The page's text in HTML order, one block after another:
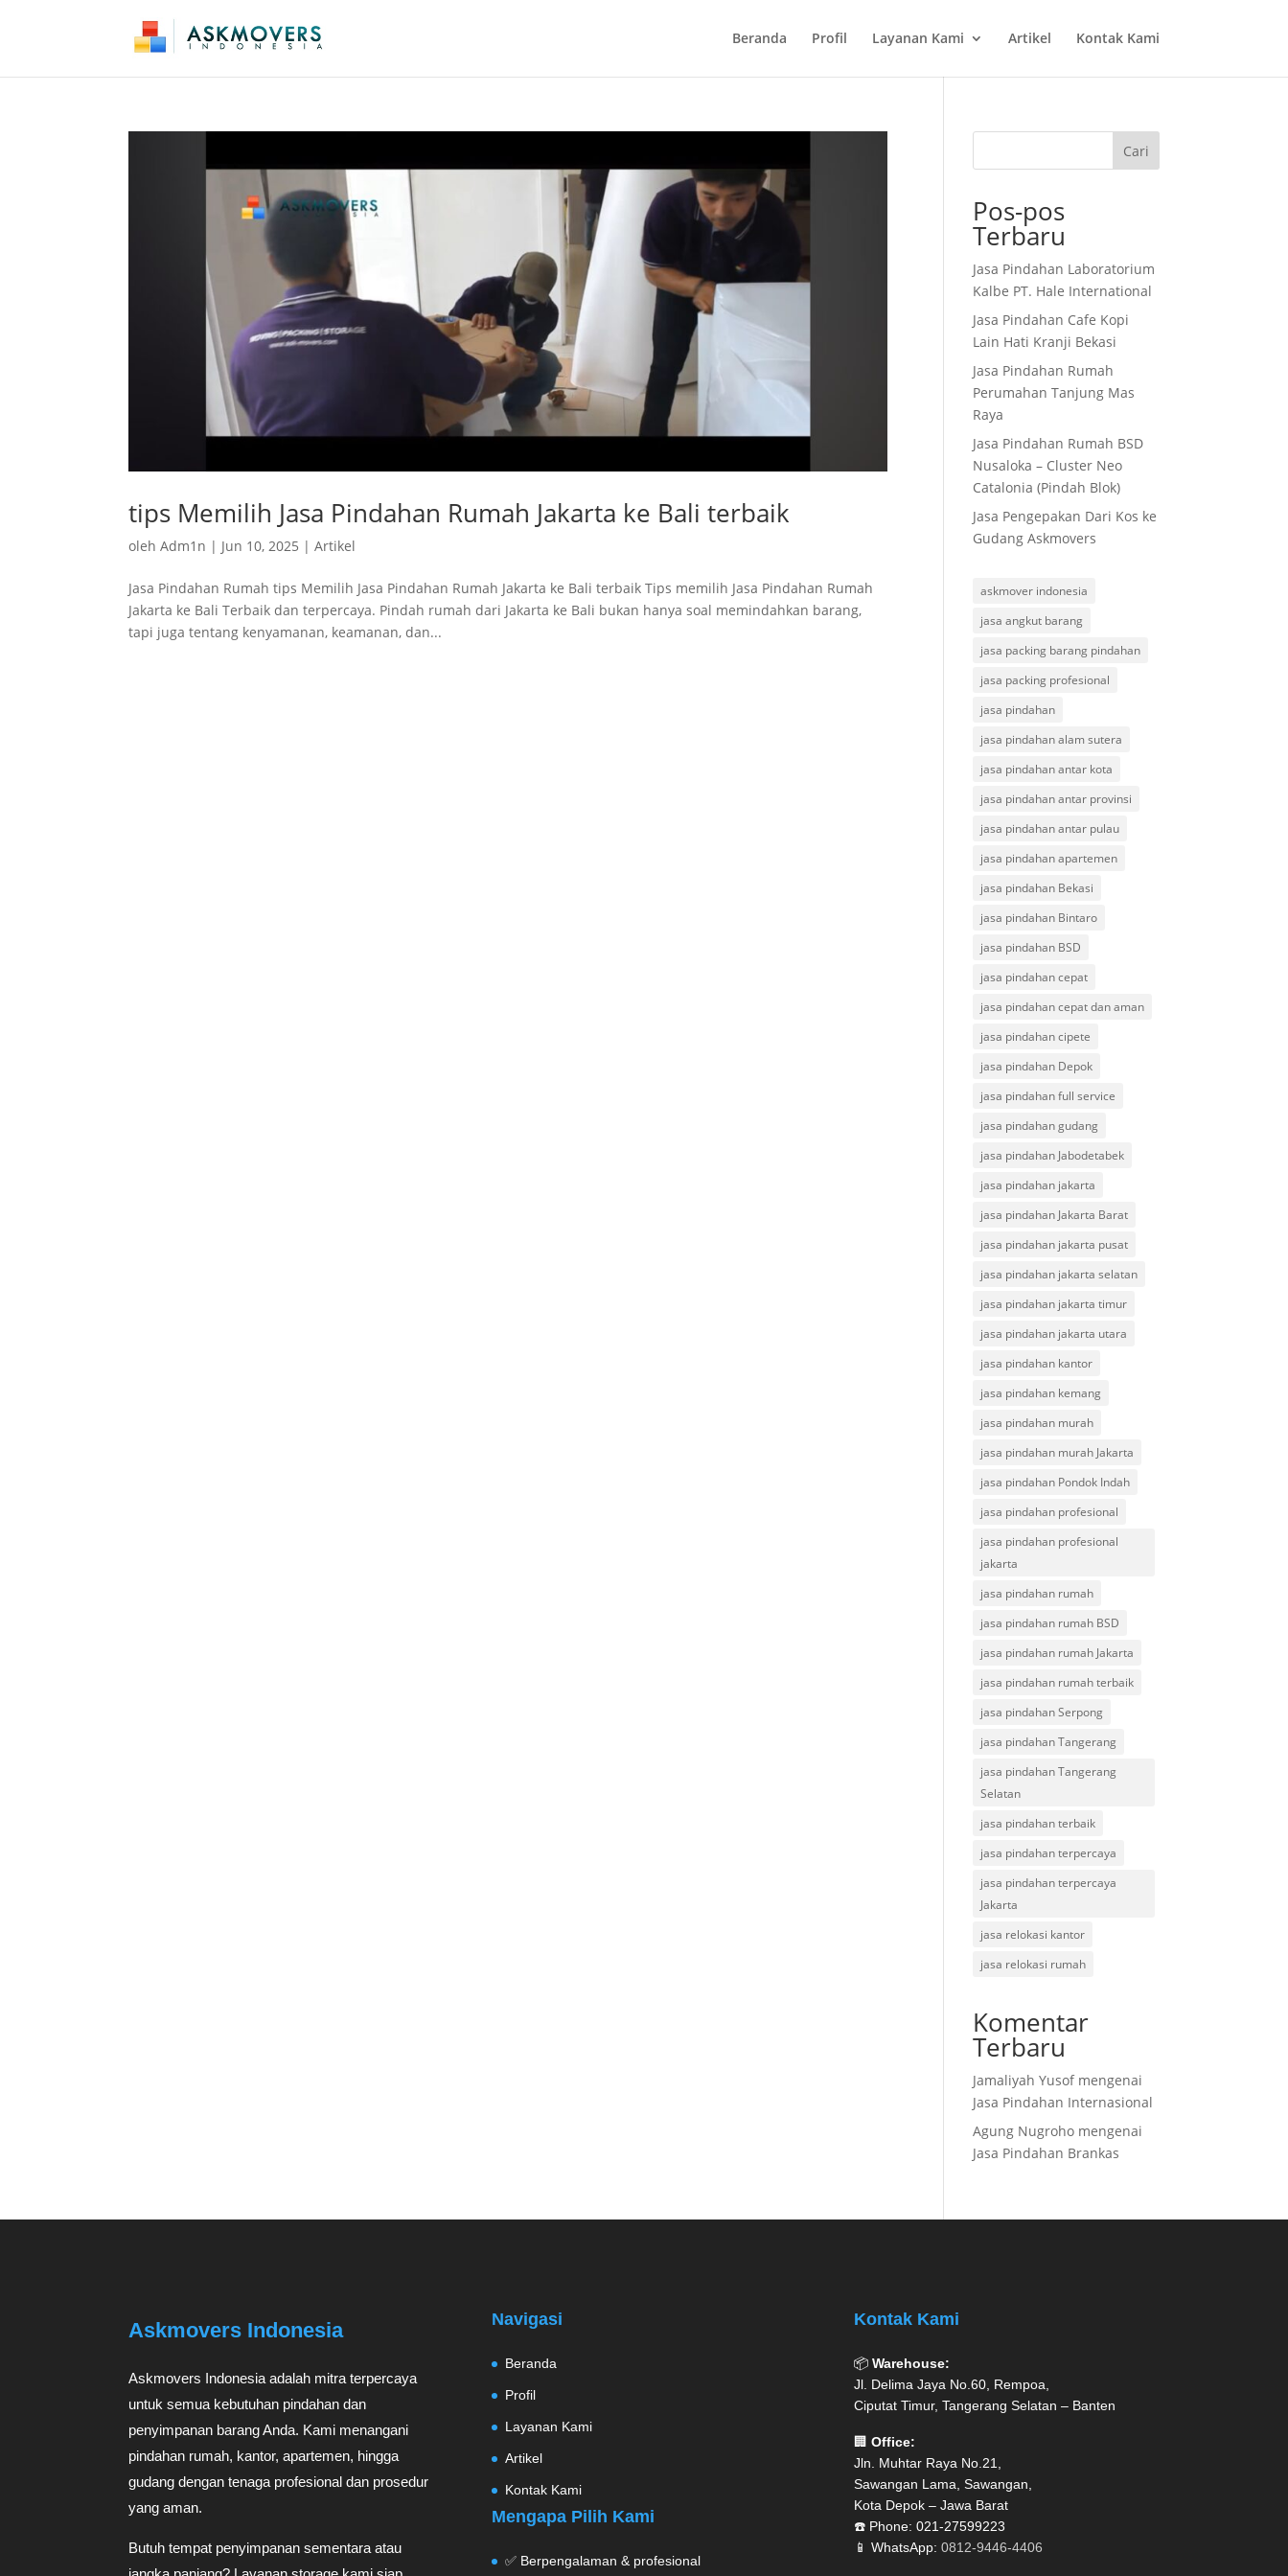
Beranda Profil Layanan Kami Artikel Kontak Kami
tips Memilih Jasa Pindahan Rumah Jakarta ke Bali terbaik
olehAdm1n | Jun 10, 2025 |Artikel
Jasa Pindahan Rumah tips Memilih Jasa Pindahan Rumah Jakarta ke Bali terbaik Tips memilih Jasa Pindahan Rumah
Jakarta ke Bali Terbaik dan terpercaya. Pindah rumah dari Jakarta ke Bali bukan hanya soal memindahkan barang,
tapi juga tentang kenyamanan, keamanan, dan...
Cari
Pos-pos
Terbaru
Jasa Pindahan Laboratorium
Kalbe PT. Hale International
Jasa Pindahan Cafe Kopi
Lain Hati Kranji Bekasi
Jasa Pindahan Rumah
Perumahan Tanjung Mas
Raya
Jasa Pindahan Rumah BSD
Nusaloka – Cluster Neo
Catalonia (Pindah Blok)
Jasa Pengepakan Dari Kos ke
Gudang Askmovers
askmover indonesia
jasa angkut barang
jasa packing barang pindahan
jasa packing profesional
jasa pindahan
jasa pindahan alam sutera
jasa pindahan antar kota
jasa pindahan antar provinsi
jasa pindahan antar pulau
jasa pindahan apartemen
jasa pindahan Bekasi
jasa pindahan Bintaro
jasa pindahan BSD
jasa pindahan cepat
jasa pindahan cepat dan aman
jasa pindahan cipete
jasa pindahan Depok
jasa pindahan full service
jasa pindahan gudang
jasa pindahan Jabodetabek
jasa pindahan jakarta
jasa pindahan Jakarta Barat
jasa pindahan jakarta pusat
jasa pindahan jakarta selatan
jasa pindahan jakarta timur
jasa pindahan jakarta utara
jasa pindahan kantor
jasa pindahan kemang
jasa pindahan murah
jasa pindahan murah Jakarta
jasa pindahan Pondok Indah
jasa pindahan profesional
jasa pindahan profesional
jakarta
jasa pindahan rumah
jasa pindahan rumah BSD
jasa pindahan rumah Jakarta
jasa pindahan rumah terbaik
jasa pindahan Serpong
jasa pindahan Tangerang
jasa pindahan Tangerang
Selatan
jasa pindahan terbaik
jasa pindahan terpercaya
jasa pindahan terpercaya
Jakarta
jasa relokasi kantor
jasa relokasi rumah
Komentar
Terbaru
Jamaliyah Yusofmengenai
Jasa Pindahan Internasional
Agung Nugroho mengenai
Jasa Pindahan Brankas
Askmovers Indonesia
Askmovers Indonesia adalah mitra terpercaya
untuk semua kebutuhan pindahan dan
penyimpanan barang Anda. Kami menangani
pindahan rumah, kantor, apartemen, hingga
gudang dengan tenaga profesional dan prosedur
yang aman.
Butuh tempat penyimpanan sementara atau
Navigasi
Beranda
Profil
Layanan Kami
Artikel
Kontak Kami
Mengapa Pilih Kami
✅ Berpengalaman & profesional
Kontak Kami
📦 Warehouse:
Jl. Delima Jaya No.60, Rempoa,
Ciputat Timur, Tangerang Selatan – Banten
🏢 Office:
Jln. Muhtar Raya No.21,
Sawangan Lama, Sawangan,
Kota Depok – Jawa Barat
☎️ Phone: 021-27599223
📱 WhatsApp: 0812-9446-4406